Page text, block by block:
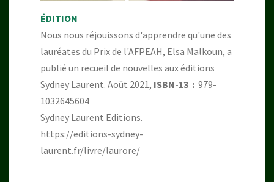
ÉDITION
Nous nous réjouissons d'apprendre qu'une des
lauréates du Prix de l'AFPEAH, Elsa Malkoun, a
publié un recueil de nouvelles aux éditions
Sydney Laurent. Août 2021,
ISBN-13 ‏ : ‎ 979-
1032645604
Sydney Laurent Editions.
https://editions-sydney-
laurent.fr/livre/laurore/